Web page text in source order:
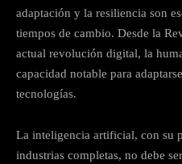
adaptación y la resiliencia son
tiempos de cambio. Desde la
actual revolución digital, la
capacidad notable para
tecnologías.
La inteligencia artificial, con su
industrias completas, no debe